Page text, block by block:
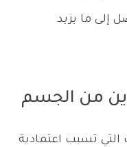
إلى ما يزيد
من الجسم
التي تسبب اعتمادية